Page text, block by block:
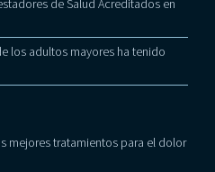
los adultos mayores ha tenido
mejores tratamientos para el dolor